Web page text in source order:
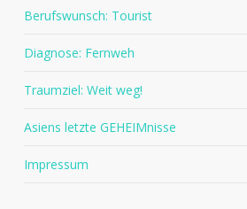
Berufswunsch: Tourist
Diagnose: Fernweh
Traumziel: Weit weg!
Asiens letzte GEHEIMnisse
Impressum